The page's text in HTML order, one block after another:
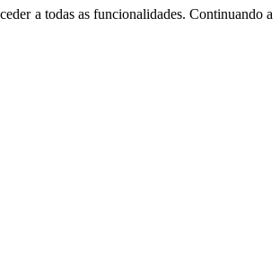
a todas as funcionalidades. Continuando a